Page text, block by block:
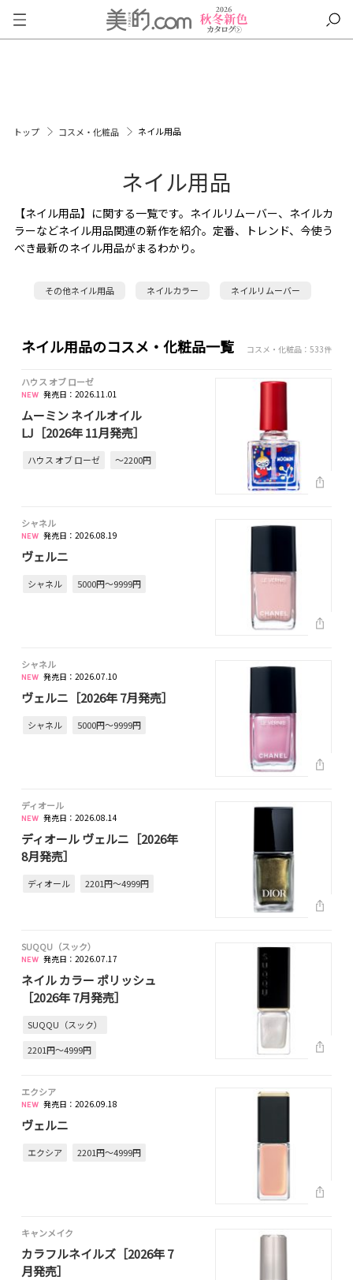
トップ コスメ・化粧品 ネイル用品
ネイル用品
【ネイル用品】に関する一覧です。ネイルリムーバー、ネイルカ
ラーなどネイル用品関連の新作を紹介。定番、トレンド、今使う
べき最新のネイル用品がまるわかり。
その他ネイル用品 ネイルカラー ネイルリムーバー
ネイル用品のコスメ・化粧品一覧 コスメ・化粧品：533件
ハウス オブ ローゼ
発売日：2026.11.01
ムーミン ネイルオイル
LJ［2026年 11月発売］
ハウス オブ ローゼ ～2200円
シャネル
発売日：2026.08.19
ヴェルニ
シャネル 5000円～9999円
シャネル
発売日：2026.07.10
ヴェルニ［2026年 7月発売］
シャネル 5000円～9999円
ディオール
発売日：2026.08.14
ディオール ヴェルニ［2026年
8月発売］
ディオール 2201円～4999円
SUQQU（スック）
発売日：2026.07.17
ネイル カラー ポリッシュ
［2026年 7月発売］
SUQQU（スック）
2201円～4999円
エクシア
発売日：2026.09.18
ヴェルニ
エクシア 2201円～4999円
キャンメイク
カラフルネイルズ［2026年 7
月発売］